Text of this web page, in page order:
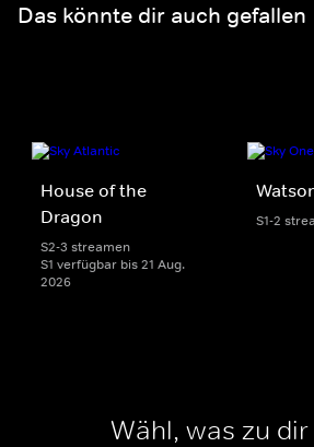
Das könnte dir auch gefallen
House of the
Dragon
S2-3 streamen
S1 verfügbar bis 21 Aug.
2026
S1-2
Wähl, was zu